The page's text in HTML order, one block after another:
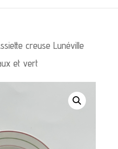
creuse Lunéville
et vert